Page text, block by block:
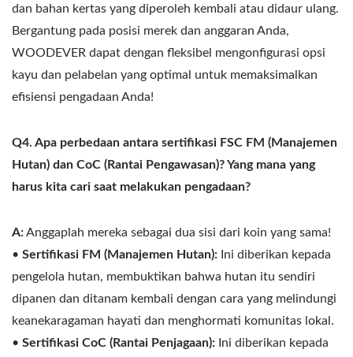
dan bahan kertas yang diperoleh kembali atau didaur ulang.
Bergantung pada posisi merek dan anggaran Anda,
WOODEVER dapat dengan fleksibel mengonfigurasi opsi
kayu dan pelabelan yang optimal untuk memaksimalkan
efisiensi pengadaan Anda!
Q4. Apa perbedaan antara sertifikasi FSC FM (Manajemen
Hutan) dan CoC (Rantai Pengawasan)? Yang mana yang
harus kita cari saat melakukan pengadaan?
A:Anggaplah mereka sebagai dua sisi dari koin yang sama!
• Sertifikasi FM (Manajemen Hutan): Ini diberikan kepada
pengelola hutan, membuktikan bahwa hutan itu sendiri
dipanen dan ditanam kembali dengan cara yang melindungi
keanekaragaman hayati dan menghormati komunitas lokal.
• Sertifikasi CoC (Rantai Penjagaan): Ini diberikan kepada